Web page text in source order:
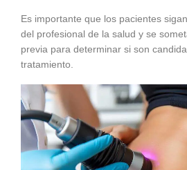
Es importante que los pacientes
del profesional de la salud y se
previa para determinar si son
tratamiento.